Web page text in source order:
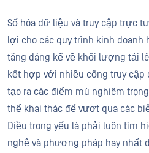
Số hóa dữ liệu và truy cập trực
lợi cho các quy trình kinh doanh
tăng đáng kể về khối lượng tải
kết hợp với nhiều cổng truy
tạo ra các điểm mù nghiêm
thể khai thác để vượt qua các
Điều trọng yếu là phải luôn tìm
nghệ và phương pháp hay nhất